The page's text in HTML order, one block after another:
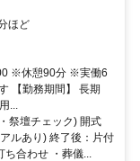
ほど
※休憩90分 ※実働6
【勤務期間】 長期
...
祭壇チェック) 開式
ルあり) 終了後：片付
ち合わせ ・葬儀...